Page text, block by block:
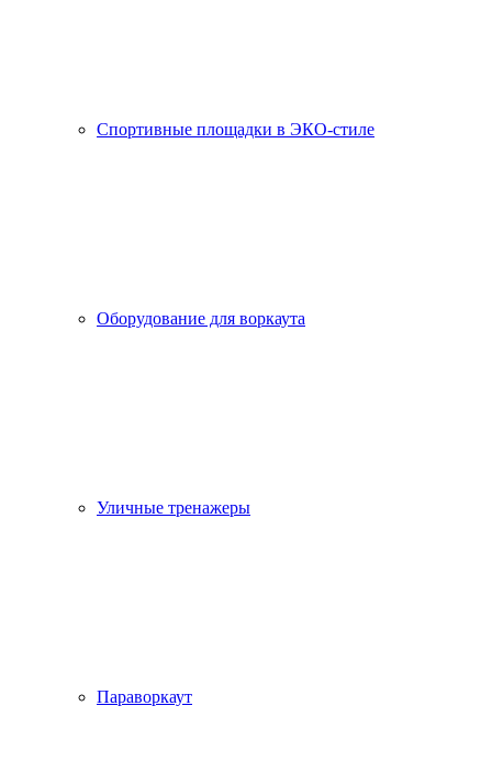
Спортивные площадки в ЭКО-стиле
Оборудование для воркаута
Уличные тренажеры
Параворкаут